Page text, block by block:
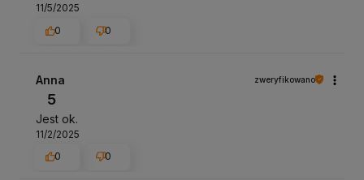
11/5/2025
0
0
Anna zweryfikowano
5
Jest ok.
11/2/2025
0
0